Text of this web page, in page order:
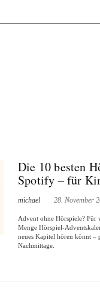
Die 10 besten
Spotify – für
michael 28. November
Advent ohne Hörspiele? Für
Menge Hörspiel-
neues Kapitel hören könnt –
Nachmittage.